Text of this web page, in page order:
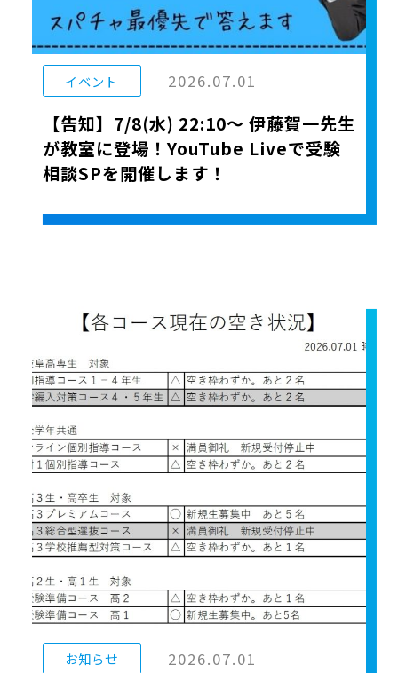
イベント 2026.07.01
【告知】7/8(水) 22:10〜 伊藤賀一先生
が教室に登場！YouTube Liveで受験
相談SPを開催します！
お知らせ 2026.07.01